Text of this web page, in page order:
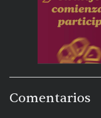
Comentarios